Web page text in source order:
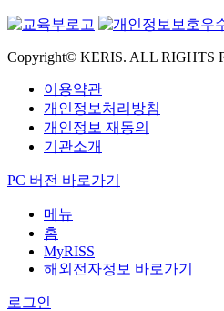
Copyright© KERIS. ALL RIGHTS
이용약관
개인정보처리방침
개인정보 재동의
기관소개
PC 버전 바로가기
메뉴
홈
MyRISS
해외전자정보 바로가기
로그인